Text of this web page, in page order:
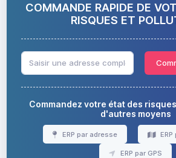
COMMANDE RAPIDE DE
RISQUES ET
Commandez votre état des
d'autres moyens
ERP par adresse
ERP par GPS